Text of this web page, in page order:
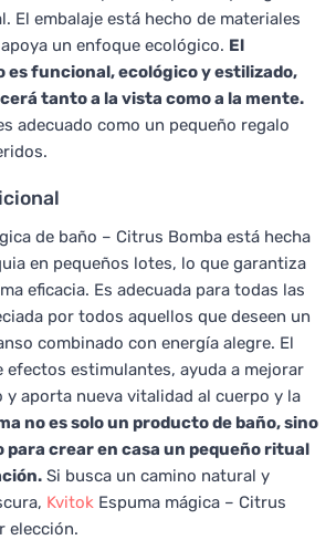
El embalaje está hecho de materiales
un enfoque ecológico. El
es funcional, ecológico y estilizado,
tanto a la vista como a la mente.
adecuado como un pequeño regalo
de baño – Citrus Bomba está hecha
en pequeños lotes, lo que garantiza
eficacia. Es adecuada para todas las
por todos aquellos que deseen un
combinado con energía alegre. El
estimulantes, ayuda a mejorar
y aporta nueva vitalidad al cuerpo y la
no es solo un producto de baño, sino
para crear en casa un pequeño ritual
Si busca un camino natural y
Kvitok Espuma mágica – Citrus
elección.